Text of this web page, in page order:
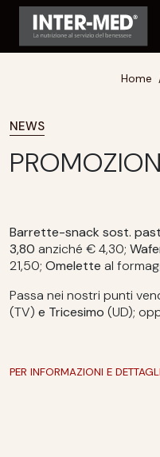
Home
NEWS
Barrette-snack sost.
3,80 anziché € 4,30;
21,50; Omelette al
Passa nei nostri punti
(TV) e Tricesimo (UD);
PER INFORMAZIONI E